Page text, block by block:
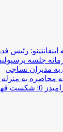
اینفانتینو: رئیس
جلسه
به مدیران نساجی
به محاصره به